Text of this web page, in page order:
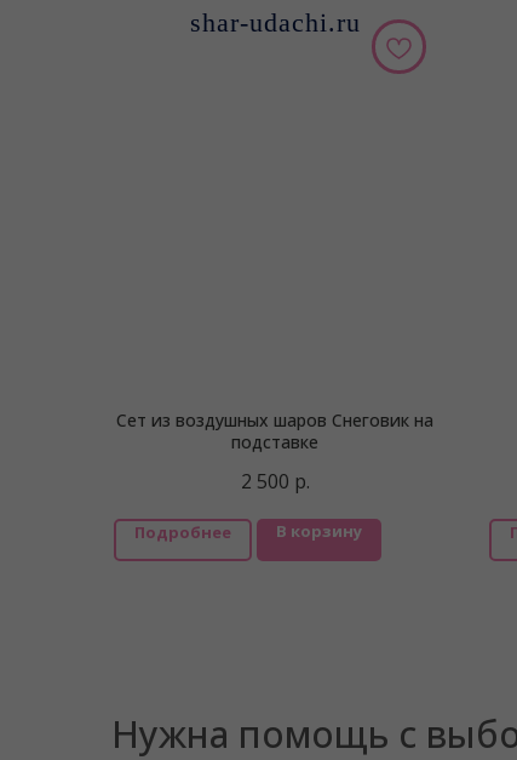
shar-udachi.ru
Сет из воздушных шаров Снеговик на
подставке
2 500 р.
Подробнее В корзину
Нужна помощь с